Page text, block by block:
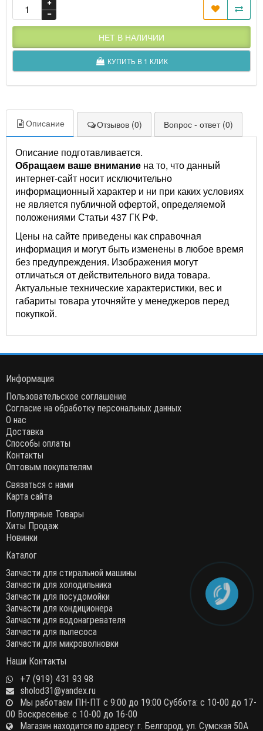
НЕТ В НАЛИЧИИ
КУПИТЬ В 1 КЛИК
Описание Отзывов (0) Вопрос - ответ (0)
Описание подготавливается.
Обращаем ваше внимание на то, что данный
интернет-сайт носит исключительно
информационный характер и ни при каких условиях
не является публичной офертой, определяемой
положениями Статьи 437 ГК РФ.
Цены на сайте приведены как справочная
информация и могут быть изменены в любое время
без предупреждения. Изображения могут
отличаться от действительного вида товара.
Актуальные технические характеристики, вес и
габариты товара уточняйте у менеджеров перед
покупкой.
Информация
Пользовательское соглашение
Согласие на обработку персональных данных
О нас
Доставка
Способы оплаты
Контакты
Оптовым покупателям
Связаться с нами
Карта сайта
Популярные Товары
Хиты Продаж
Новинки
Каталог
Запчасти для стиральной машины
Запчасти для холодильника
Запчасти для посудомойки
Запчасти для кондиционера
Запчасти для водонагревателя
Запчасти для пылесоса
Запчасти для микроволновки
Наши Контакты
+7 (919) 431 93 98
sholod31@yandex.ru
Мы работаем ПН-ПТ с 9:00 до 19:00 Суббота: с 10-00 до 17-
00 Воскресенье: с 10-00 до 16-00
Магазин находится по адресу: г. Белгород, ул. Сумская 50А